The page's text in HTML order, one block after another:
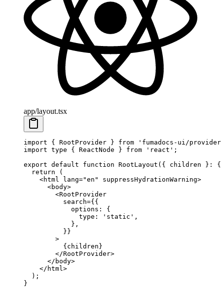
app/layout.tsx
import { RootProvider } from 'fumadocs-ui/
import type { ReactNode } from 'react' ;
export default function RootLayout ({ children } :
  return
(
    <
html lang="en" suppressHydrationWarning>
      <
body>
        <
RootProvider
          search
={{
            options: {
              type:
'static' ,
            },
          }}
        >
          {children}
        </
RootProvider>
      </
body>
    </
html >
  );
}